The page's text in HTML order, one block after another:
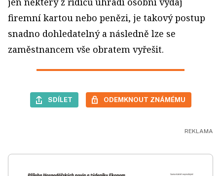
firemní kartou nebo penězi, je takový postup
snadno dohledatelný a následně lze se
zaměstnancem vše obratem vyřešit.
SDÍLET ODEMKNOUT ZNÁMÉMU